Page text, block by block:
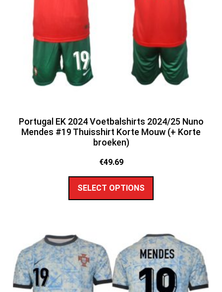
Portugal EK 2024 Voetbalshirts 2024/25 Nuno
Mendes #19 Thuisshirt Korte Mouw (+ Korte
broeken)
€49.69
SELECT OPTIONS